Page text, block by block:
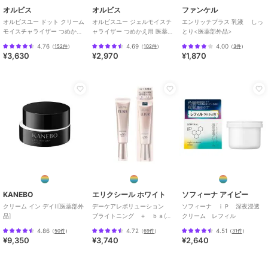
オルビス
オルビスユー ドット クリーム
モイスチャライザー つめかえ
4.76 （152件）
¥3,630
オルビス
オルビスユー ジェルモイスチ
ャライザー つめかえ用 医薬部
4.69 （102件）
¥2,970
ファンケル
エンリッチプラス 乳液 しっ
とり<医薬部外品>
4.00（3件）
¥1,870
KANEBO
クリーム イン デイII[医薬部外
品]
4.86 （50件）
¥9,350
エリクシール ホワイト
デーケアレボリューション
ブライトニング ＋ ｂａ(医
4.72 （69件）
¥3,740
ソフィーナ アイピー
ソフィーナ ｉＰ 深夜浸透
クリーム レフィル
4.51 （31件）
¥2,640